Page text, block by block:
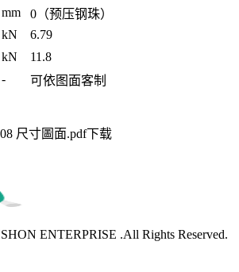
mm
0（预压钢珠）
kN
6.79
kN
11.8
-
可依图面客制
尺寸圖面.pdf下载
ENTERPRISE .All Rights Reserved.